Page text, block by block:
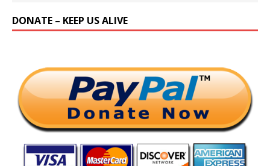
DONATE – KEEP US ALIVE